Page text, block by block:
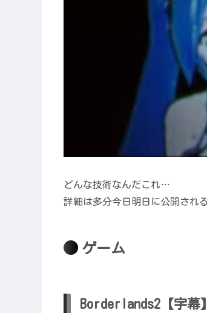
どんな技術なんだこれ…
詳細は多分今日明日に公開され
ゲーム
Borderlands2【字幕